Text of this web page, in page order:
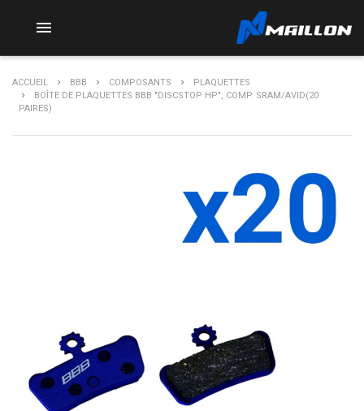

ACCUEIL BBB COMPOSANTS
PLAQUETTES
BOÎTE DE PLAQUETTES BBB "DISCSTOP HP", COMP. SRAM/AVID(20
PAIRES)